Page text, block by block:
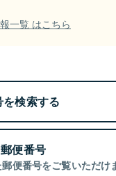
一覧 はこちら
検索する
便番号
便番号をご覧いただけ